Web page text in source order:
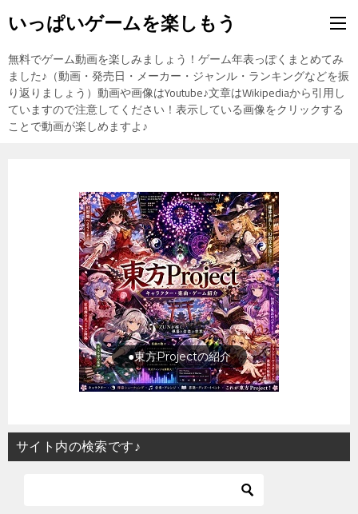
いっぱいゲームを楽しもう
無料でゲーム動画を楽しみましょう！ゲーム年表っぽくまとめてみ
ました♪（動画・発売日・メーカー・ジャンル・ランキングなどを振
り返りましょう）動画や画像はYoutube♪文章はWikipediaから引用し
ていますので注意してください！表示している画像をクリックする
ことで動画が楽しめますよ♪
旅行の前に旅行先をチェック
サイト内の検索です♪